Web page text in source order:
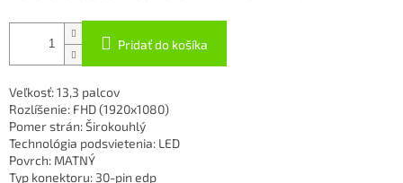
Pridať do košíka
Veľkosť: 13,3 palcov
Rozlíšenie: FHD (1920x1080)
Pomer strán: Širokouhlý
Technológia podsvietenia: LED
Povrch: MATNÝ
Typ konektoru: 30-pin edp